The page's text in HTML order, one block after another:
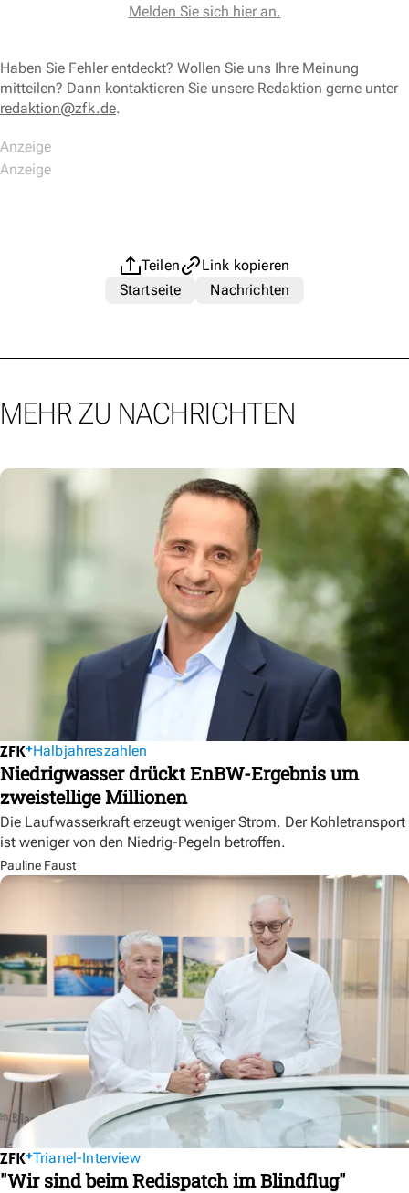
Melden Sie sich hier an.
Haben Sie Fehler entdeckt? Wollen Sie uns Ihre Meinung
mitteilen? Dann kontaktieren Sie unsere Redaktion gerne unter
redaktion@zfk.de.
Teilen
Link kopieren
Startseite
Nachrichten
MEHR ZU NACHRICHTEN
Halbjahreszahlen
Niedrigwasser drückt EnBW-Ergebnis um
zweistellige Millionen
Die Laufwasserkraft erzeugt weniger Strom. Der Kohletransport
ist weniger von den Niedrig-Pegeln betroffen.
Pauline Faust
Trianel-Interview
"Wir sind beim Redispatch im Blindflug"